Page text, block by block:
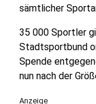
sämtlicher
35 000 Sportler
Stadtsportbund
Spende
nun nach der
Anzeige